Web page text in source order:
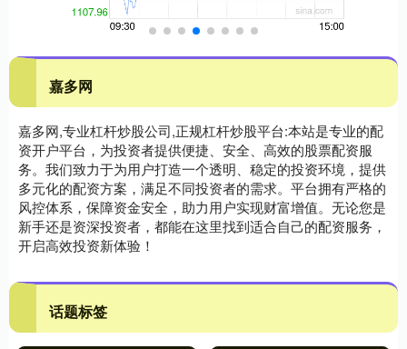
嘉多网
嘉多网,专业杠杆炒股公司,正规杠杆炒股平台:本站是专业的配
资开户平台，为投资者提供便捷、安全、高效的股票配资服
务。我们致力于为用户打造一个透明、稳定的投资环境，提供
多元化的配资方案，满足不同投资者的需求。平台拥有严格的
风控体系，保障资金安全，助力用户实现财富增值。无论您是
新手还是资深投资者，都能在这里找到适合自己的配资服务，
开启高效投资新体验！
话题标签